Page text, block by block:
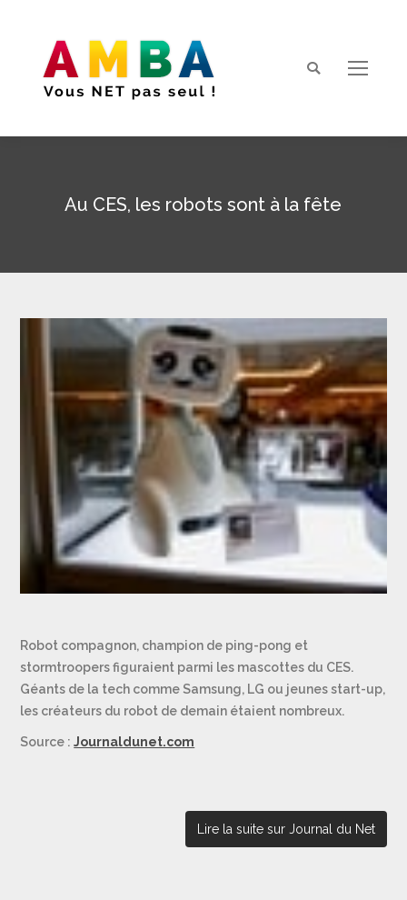
Search:
Au CES, les robots sont à la fête
Robot compagnon, champion de ping-pong et
stormtroopers figuraient parmi les mascottes du CES.
Géants de la tech comme Samsung, LG ou jeunes start-up,
les créateurs du robot de demain étaient nombreux.
Source :Journaldunet.com
Lire la suite sur Journal du Net